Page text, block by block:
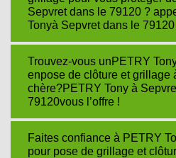
Sepvret dans le 79120 ?
Tonyà Sepvret dans le 79120
Trouvez-vous unPETRY
enpose de clôture et grillage
chère?PETRY Tony à
79120vous l’offre !
Faites confiance à PETRY
pour pose de grillage et